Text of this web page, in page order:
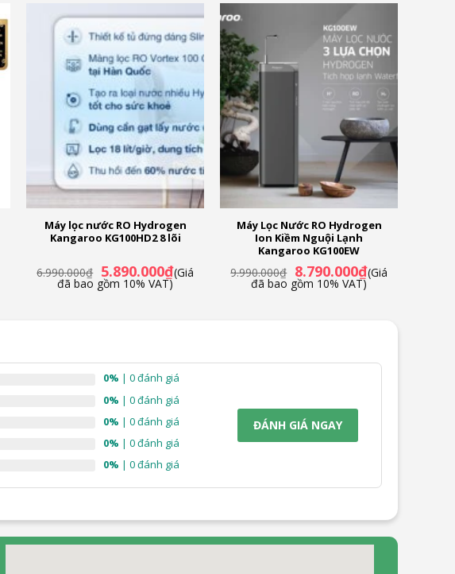
Máy lọc nước RO Hydrogen
Kangaroo KG100HD2 8 lõi
6.990.000₫ Giá
gốc
là:
5.890.000₫Giá
hiện
(Giá
đã bao gồm 10% VAT)
và nhiều ưu đãi khác
Máy Lọc Nước RO Hydrogen
Ion Kiềm Nguội Lạnh
Kangaroo KG100EW
9.990.000₫ Giá
gốc
là:
8.790.000₫Giá
hiện
(Giá
đã bao gồm 10% VAT)
và nhiều ưu đãi khác
0% | 0 đánh giá
0% | 0 đánh giá
0% | 0 đánh giá
0% | 0 đánh giá
0% | 0 đánh giá
ĐÁNH GIÁ NGAY